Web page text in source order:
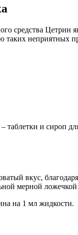
средства Цетрин
таких неприятных
таблетки и сироп
вкус,
мерной
на 1 мл жидкости.